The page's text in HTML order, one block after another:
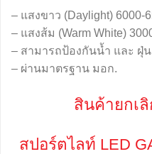
– แสงขาว (Daylight) 6000-
– แสงส้ม (Warm White)
– สามารถป้องกันน้ำ และ ฝุ่
– ผ่านมาตรฐาน มอก.
สินค้ายกเ
สปอร์ตไลท์ LED